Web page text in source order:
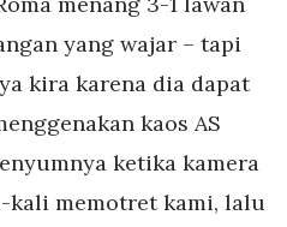
yang wajar – tapi
kira karena dia dapat
kaos AS
ketika kamera
kali memotret kami, lalu